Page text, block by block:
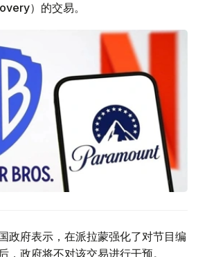
）的交易。
政府表示，在派拉蒙强化了对节目编
，政府将不对该交易进行干预。